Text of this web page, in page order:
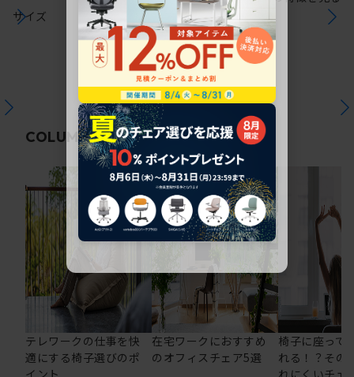
サイズ
COLUMN関連コラム
テレワークの仕事を快
適にする椅子選びのポ
在宅ワークにおすすめ
のオフィスチェア5選
椅子に座って
れる！？その